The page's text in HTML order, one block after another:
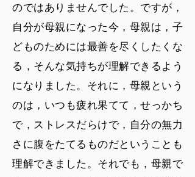
のではありませんでした。ですが，
自分が母親になった今，母親は，子
どものためには最善を尽くしたくな
る，そんな気持ちが理解できるよう
になりました。それに，母親という
のは，いつも疲れ果てて，せっかち
で，ストレスだらけで，自分の無力
さに腹をたてるものだということも
理解できました。それでも，母親で